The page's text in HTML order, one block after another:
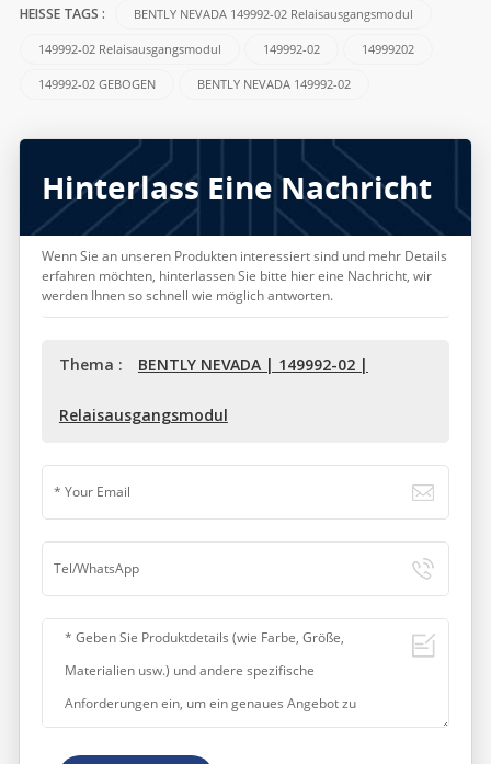
HEISSE TAGS : BENTLY NEVADA 149992-02 Relaisausgangsmodul
149992-02 Relaisausgangsmodul 149992-02 14999202
149992-02 GEBOGEN BENTLY NEVADA 149992-02
Hinterlass Eine Nachricht
Wenn Sie an unseren Produkten interessiert sind und mehr Details
erfahren möchten, hinterlassen Sie bitte hier eine Nachricht, wir
werden Ihnen so schnell wie möglich antworten.
Thema : BENTLY NEVADA | 149992-02 |
Relaisausgangsmodul